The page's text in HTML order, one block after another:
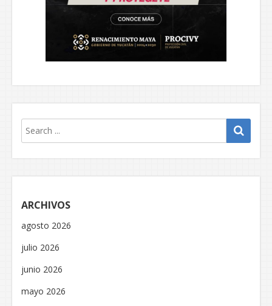
ARCHIVOS
agosto 2026
julio 2026
junio 2026
mayo 2026